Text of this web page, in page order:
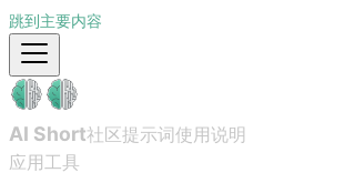
跳到主要内容
AI Short社区提示词使用说明
应用工具